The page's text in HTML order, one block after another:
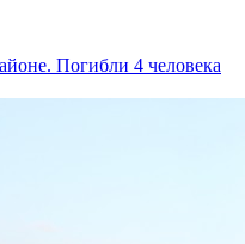
Погибли 4 человека